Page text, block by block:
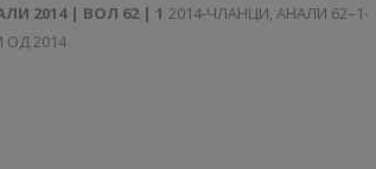
2014 | ВОЛ 62 | 1 2014-ЧЛАНЦИ, АНАЛИ 62–1-
2014